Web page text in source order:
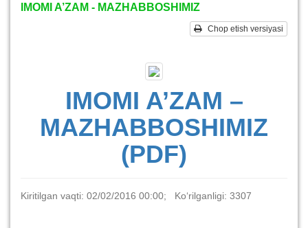
IMOMI A’ZAM - MAZHABBOSHIMIZ
Chop etish versiyasi
IMOMI A’ZAM –
MAZHABBOSHIMIZ
(PDF)
Kiritilgan vaqti: 02/02/2016 00:00; Ko‘rilganligi: 3307